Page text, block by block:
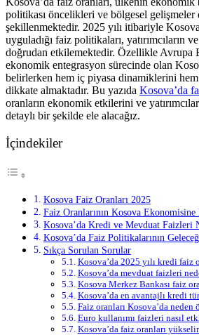
politikası öncelikleri ve bölgesel gelişmeler
şekillenmektedir. 2025 yılı itibariyle
uyguladığı faiz politikaları, yatırımcıların
doğrudan etkilemektedir. Özellikle
ekonomik entegrasyon sürecinde olan
belirlerken hem iç piyasa dinamiklerini hem
dikkate almaktadır. Bu yazıda Kosova’da
oranların ekonomik etkilerini ve
detaylı bir şekilde ele alacağız.
İçindekiler
Kosova Faiz Oranları 2025
Faiz Oranlarının Kosova
Kosova’da Kredi ve Mevduat Faizleri
Kosova’da Faiz Politikalarının
Sıkça Sorulan Sorular
Kosova’da 2025 yılı kredi faiz
Kosova’da mevduat faizleri
Kosova Merkez Bankası faiz
Kosova’da en avantajlı kredi
Faiz oranları Kosova’da neden
Euro kullanımı faizleri nasıl
Kosova’da faiz oranları